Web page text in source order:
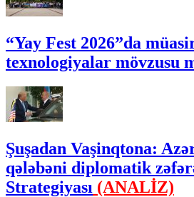
“Yay Fest 2026”da
texnologiyalar mövzusu
Şuşadan Vaşinqtona:
qələbəni diplomatik
Strategiyası (ANALİZ)